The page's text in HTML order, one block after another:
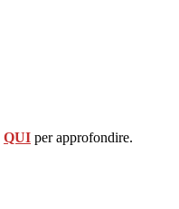
QUI per approfondire.